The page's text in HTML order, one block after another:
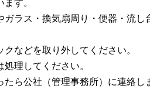
す。
ガラス・換気扇周り・便器・流
などを取り外してください。
理してください。
たら公社（管理事務所）に連絡し